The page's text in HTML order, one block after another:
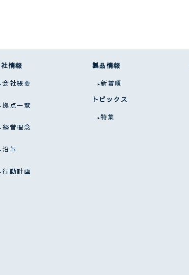
情報
会社概要
拠点一覧
経営理念
沿革
行動計画
製品情報
新着順
トピックス
特集